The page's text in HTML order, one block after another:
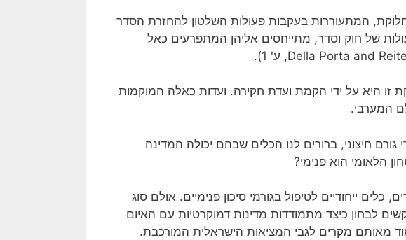
המתעוררות בעקבות פעולות השלטון להחזרת הסדר
של חוק וסדר, מתייחסים אליהן המתפרעים כאל
זו היא על ידי הקמת ועדת חקירה. ועדות כאלה המוקמות
המערבי.
חיצוני, ברורים לנו הכלים שבהם יכולה המדינה
הלאומי הוא פנימי?
ייחודיים לטיפול בגורמי סיכון פנימיים. אולם סוג
לבחון כיצד מתמודדות מדינות דמוקרטיות עם האיום
מאותם מקרים לגבי המציאות הישראלית המורכבת.